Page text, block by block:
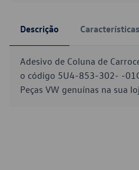
Descrição Características
Adesivo de Coluna de
o código 5U4-853-302- -
Peças VW genuínas na sua